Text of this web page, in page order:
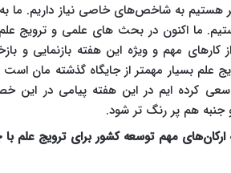
هستیم به شاخص‌های خاصی نیاز داریم. ما
ما اکنون در بحث های علمی و ترویج
مهم و ویژه این هفته بازنمایی و
علم بسیار مهمتر از جایگاه گذشته مان است
کرده ایم در این هفته پیامی در این
هم پر رنگ تر شود.
ارکان‌های مهم توسعه کشور برای ترویج علم